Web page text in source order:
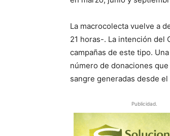
La macrocolecta vuelve a
21 horas-. La intención del
campañas de este tipo.
número de donaciones
sangre generadas desde
Publicidad.